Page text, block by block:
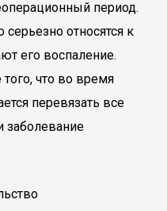
период.
относятся к
его воспаление.
что во время
перевязать все
заболевание